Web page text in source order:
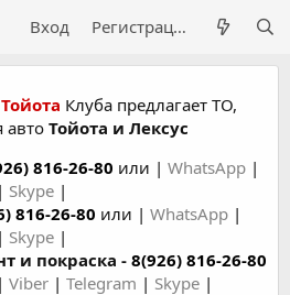
Вход Регистрация
Клуба предлагает ТО,
авто Тойота и Лексус
816-26-80 или | WhatsApp |
| Skype |
816-26-80 или | WhatsApp |
| Skype |
и покраска - 8(926) 816-26-80
| Viber | Telegram | Skype |